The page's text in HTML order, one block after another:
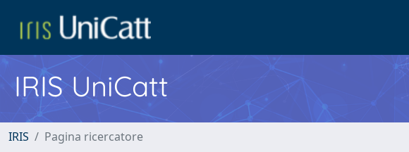
IRIS UniCatt
IRIS Pagina ricercatore